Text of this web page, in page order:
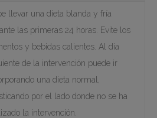
llevar una dieta blanda y fría
las primeras 24 horas. Evite los
y bebidas calientes. Al día
de la intervención puede ir
una dieta normal,
por el lado donde no se ha
la intervención.